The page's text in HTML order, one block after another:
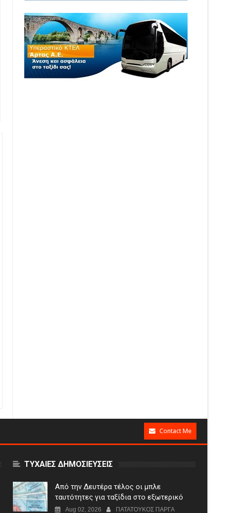
Η Πάργα τίμησε τη
2026
NEWS
Η Καινοτομία στα ταξίδια
Contact Me
ΤΥΧΑΙΕΣ ΔΗΜΟΣΙΕΥΣΕΙΣ
Από την Δευτέρα τέλος οι μπλε
ταυτότητες για ταξίδια στο εξωτερικό
Aug 02, 2026 ΠΑΤΑΤΟΥΚΟΣ ΠΑΡΓΑ